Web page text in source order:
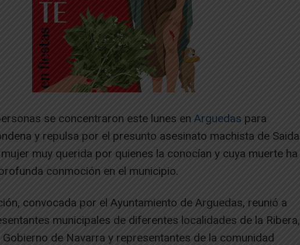
se concentraron este lunes en Arguedas para
y repulsa por el presunto asesinato machista de Saida
muy querida por quienes la conocían y cuya muerte ha
conmoción en el municipio.
convocada por el Ayuntamiento de Arguedas, reunió a
municipales de diferentes localidades de la Ribera,
de Navarra y representantes de la comunidad